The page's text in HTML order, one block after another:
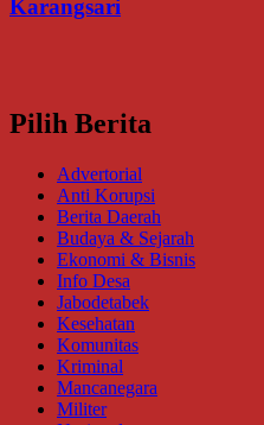
Karangsari
Pilih Berita
Advertorial
Anti Korupsi
Berita Daerah
Budaya & Sejarah
Ekonomi & Bisnis
Info Desa
Jabodetabek
Kesehatan
Komunitas
Kriminal
Mancanegara
Militer